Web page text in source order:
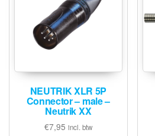
NEUTRIK XLR 5P
Connector – male –
Neutrik XX
€7,95 incl. btw